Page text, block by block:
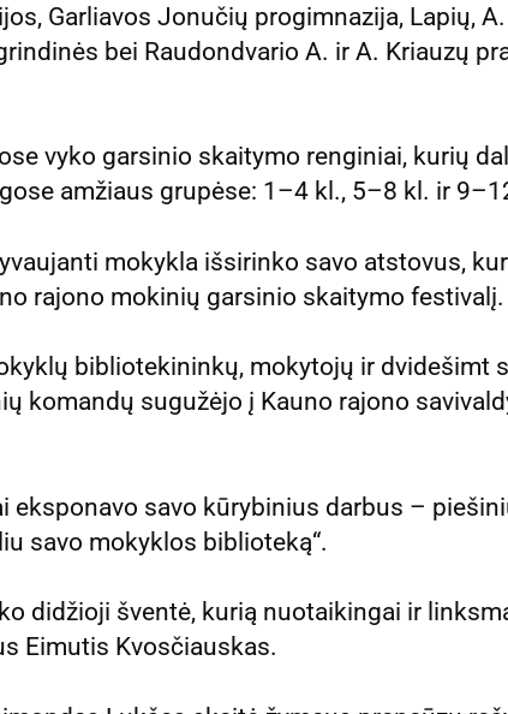
Garliavos Jonučių progimnazija, Lapių,
bei Raudondvario A. ir A. Kriauzų
vyko garsinio skaitymo renginiai, kurių
amžiaus grupėse: 1–4 kl., 5–8 kl. ir
mokykla išsirinko savo atstovus,
rajono mokinių garsinio skaitymo festivalį.
bibliotekininkų, mokytojų ir dvidešimt
komandų sugužėjo į Kauno rajono
eksponavo savo kūrybinius darbus –
savo mokyklos biblioteką“.
didžioji šventė, kurią nuotaikingai ir
Eimutis Kvosčiauskas.